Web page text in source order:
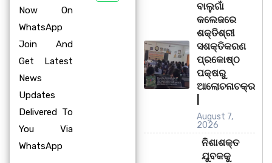
Now On
WhatsApp
Join And
Get Latest
News
Updates
Delivered To
You Via
WhatsApp
ବାଲୁଗାଁ
କଲେଜରେ
ଶକ୍ତିଶ୍ରୀ
ସଶକ୍ତିକରଣ
ପ୍ରକୋଷ୍ଠ
ପକ୍ଷରୁ
ଆଲୋଚନାଚକ୍ର
August 7,
2026
ନିଶାଶକ୍ତ
ଯୁବକକୁ